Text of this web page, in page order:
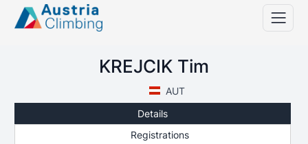
KREJCIK Tim
AUT
Details
Registrations